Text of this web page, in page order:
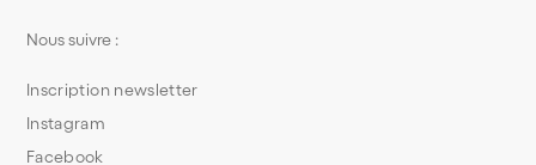
Nous suivre :
Inscription newsletter
Instagram
Facebook